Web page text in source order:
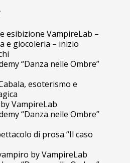
esibizione VampireLab –
e giocoleria – inizio
“Danza nelle Ombre”
esoterismo e
VampireLab
“Danza nelle Ombre”
di prosa “Il caso
by VampireLab